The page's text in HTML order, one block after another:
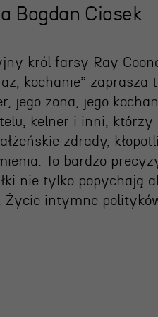
Bogdan Ciosek
król farsy Ray
kochanie”
jego żona, jego
kelner i inni,
zdrady,
To bardzo
nie tylko popychają
Życie intymne